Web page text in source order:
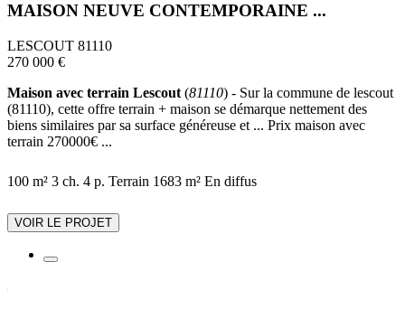
MAISON NEUVE CONTEMPORAINE ...
LESCOUT 81110
270 000 €
Maison avec terrain Lescout (81110) - Sur la commune de lescout
(81110), cette offre terrain + maison se démarque nettement des
biens similaires par sa surface généreuse et ... Prix maison avec
terrain 270000€ ...
100 m² 3 ch. 4 p. Terrain 1683 m² En diffus
VOIR LE PROJET